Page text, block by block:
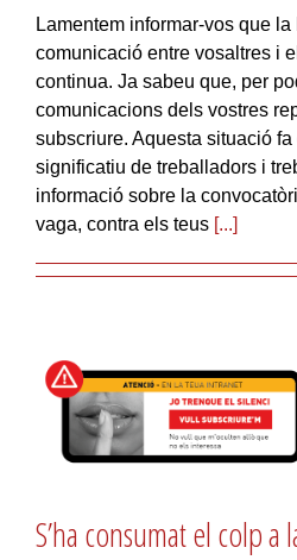
Lamentem informar-vos que
comunicació entre vosaltres i
continua. Ja sabeu que, per
comunicacions dels vostres
subscriure. Aquesta situació
significatiu de treballadors i
informació sobre la
vaga, contra els teus [...]
S’ha consumat el colp a